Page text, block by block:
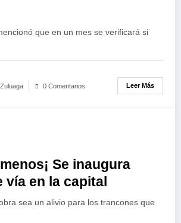
que en un mes se verificará si
0 Comentarios Leer Más
Se inaugura
vía en la capital
sea un alivio para los trancones que